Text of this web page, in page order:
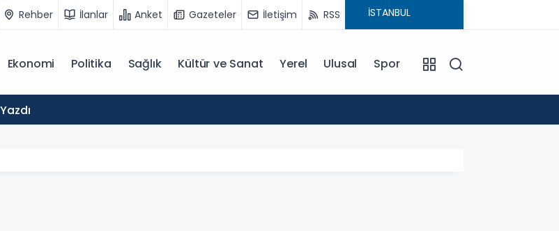
Rehber İlanlar Anket Gazeteler İletişim RSS
Ekonomi Politika Sağlık Kültür ve Sanat Yerel Ulusal Spor